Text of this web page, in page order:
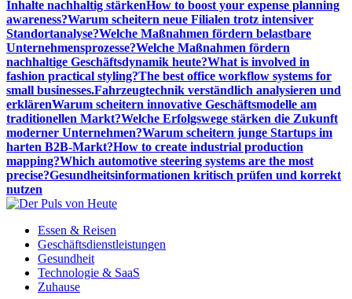
Inhalte nachhaltig stärkenHow to boost your expense planning
awareness?Warum scheitern neue Filialen trotz intensiver
Standortanalyse?Welche Maßnahmen fördern belastbare
Unternehmensprozesse?Welche Maßnahmen fördern
nachhaltige Geschäftsdynamik heute?What is involved in
fashion practical styling?The best office workflow systems for
small businesses.Fahrzeugtechnik verständlich analysieren und
erklärenWarum scheitern innovative Geschäftsmodelle am
traditionellen Markt?Welche Erfolgswege stärken die Zukunft
moderner Unternehmen?Warum scheitern junge Startups im
harten B2B-Markt?How to create industrial production
mapping?Which automotive steering systems are the most
precise?Gesundheitsinformationen kritisch prüfen und korrekt
nutzen
Meldungen die Resonanz finden
Essen & Reisen
Geschäftsdienstleistungen
Gesundheit
Technologie & SaaS
Zuhause